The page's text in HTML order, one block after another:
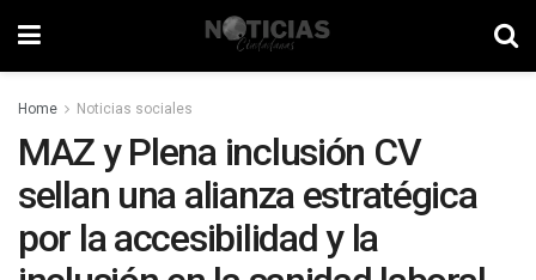
Home Noticias sociales
MAZ y Plena inclusión CV
sellan una alianza estratégica
por la accesibilidad y la